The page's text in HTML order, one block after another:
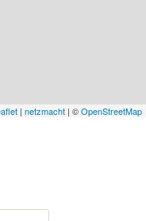
| netzmacht | ©OpenStreetMap